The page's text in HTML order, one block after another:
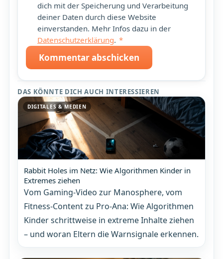
dich mit der Speicherung und Verarbeitung
deiner Daten durch diese Website
einverstanden. Mehr Infos dazu in der
Datenschutzerklärung. *
Kommentar abschicken
DAS KÖNNTE DICH AUCH INTERESSIEREN
DIGITALES & MEDIEN
Rabbit Holes im Netz: Wie Algorithmen Kinder in
Extremes ziehen
Vom Gaming-Video zur Manosphere, vom
Fitness-Content zu Pro-Ana: Wie Algorithmen
Kinder schrittweise in extreme Inhalte ziehen
– und woran Eltern die Warnsignale erkennen.